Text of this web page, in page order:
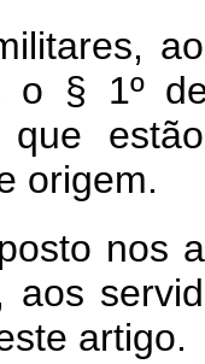
o § 1º
origem.
nos
aos
artigo.